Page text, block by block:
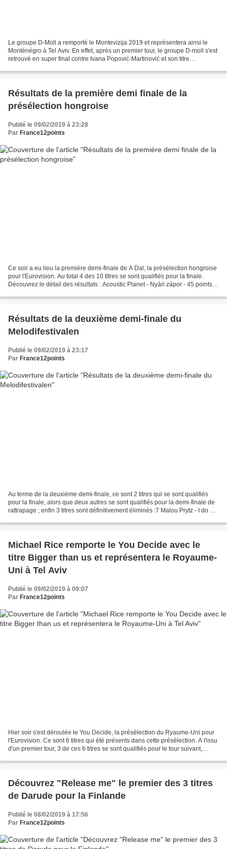
Le groupe D-Moll a remporté le Montevizija 2019 et représentera ainsi le
Monténégro à Tel Aviv. En effet, après un premier tour, le groupe D-moll s'est
retrouvé en super final contre Ivana Popović-Martinović et son titre
Résultats de la première demi finale de la
présélection hongroise
Publié le 09/02/2019 à 23:28
Par France12points
Ce soir a eu lieu la première demi-finale de A Dal, la présélection hongroise
pour l'Eurovision. Au total 4 des 10 titres se sont qualifiés pour la finale.
Découvrez le détail des résultats : Acoustic Planet - Nyári zápor - 45 points -
Résultats de la deuxième demi-finale du
Melodifestivalen
Publié le 09/02/2019 à 23:17
Par France12points
Au terme de la deuxième demi-finale, ce sont 2 titres qui se sont qualifiés
pour la finale, alors que deux autres se sont qualifiés pour la demi-finale de
rattrapage ; enfin 3 titres sont définitivement éliminés :7 Malou Prytz - I do me
Michael Rice remporte le You Decide avec le
titre Bigger than us et représentera le Royaume-
Uni à Tel Aviv
Publié le 09/02/2019 à 09:07
Par France12points
Hier soir s'est déroulée le You Decide, la présélection du Ryaume-Uni pour
l'Eurovision. Ce sont 6 titres qui été présents dans cette présélection. A l'issu
d'un premier tour, 3 de ces 6 titres se sont qualifiés pour le tour suivant,
Découvrez "Release me" le premier des 3 titres
de Darude pour la Finlande
Publié le 08/02/2019 à 17:56
Par France12points